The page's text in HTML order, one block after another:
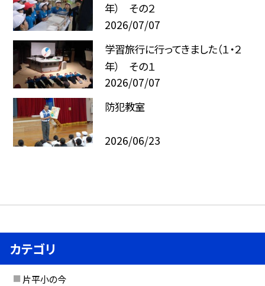
年） その２
2026/07/07
学習旅行に行ってきました（１・２
年） その１
2026/07/07
防犯教室
2026/06/23
カテゴリ
片平小の今